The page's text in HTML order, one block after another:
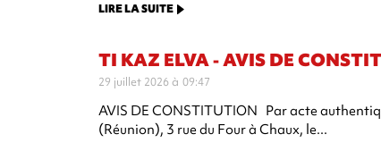
LIRE LA SUITE
TI KAZ ELVA - AVIS DE
29 juillet 2026 à 09:47
AVIS DE CONSTITUTION Par acte
(Réunion), 3 rue du Four à Chaux, le...